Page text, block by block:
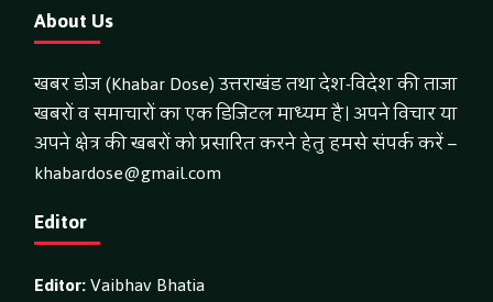
About Us
खबर डोज (Khabar Dose) उत्तराखंड तथा देश-विदेश की ताजा
खबरों व समाचारों का एक डिजिटल माध्यम है। अपने विचार या
अपने क्षेत्र की खबरों को प्रसारित करने हेतु हमसे संपर्क करें –
khabardose@gmail.com
Editor
Editor:Vaibhav Bhatia